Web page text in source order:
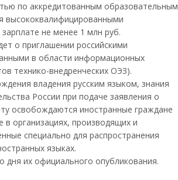
по аккредитованным образовательным
высококвалифицированными
не менее 1 млн руб.
о приглашении российскими
в области информационных
технико-внедренческих ОЭЗ).
владения русским языком, знания
России при подаче заявления о
освобождаются иностранные граждане
организациях, производящих и
специально для распространения
языках.
дня их официального опубликования.